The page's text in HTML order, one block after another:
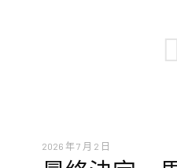
2026 年 7 月 2 日